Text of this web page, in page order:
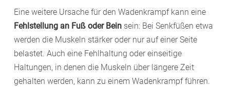
Eine weitere Ursache für den Wadenkrampf kann eine
Fehlstellung an Fuß oder Bein sein: Bei Senkfüßen etwa
werden die Muskeln stärker oder nur auf einer Seite
belastet. Auch eine Fehlhaltung oder einseitige
Haltungen, in denen die Muskeln über längere Zeit
gehalten werden, kann zu einem Wadenkrampf führen.